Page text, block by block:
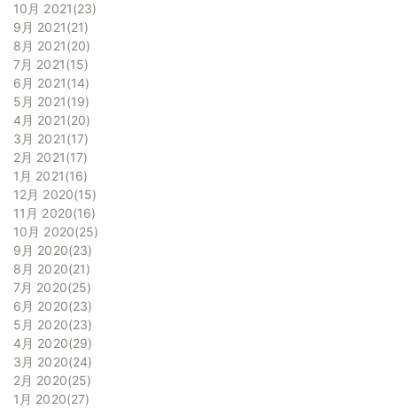
10月 2021 23
9月 2021 21
8月 2021 20
7月 2021 15
6月 2021 14
5月 2021 19
4月 2021 20
3月 2021 17
2月 2021 17
1月 2021 16
12月 2020 15
11月 2020 16
10月 2020 25
9月 2020 23
8月 2020 21
7月 2020 25
6月 2020 23
5月 2020 23
4月 2020 29
3月 2020 24
2月 2020 25
1月 2020 27